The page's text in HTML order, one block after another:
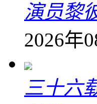
演员黎
2026年
三十六